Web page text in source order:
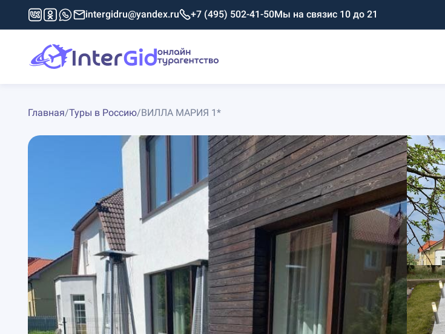
intergidru@yandex.ru +7 (495) 502-41-50Мы на связис 10 до 21
Главная/Туры в Россию/ВИЛЛА МАРИЯ 1*